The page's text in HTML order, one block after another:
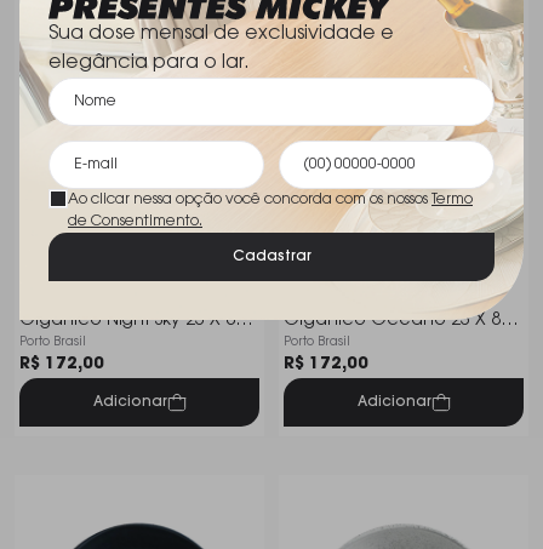
Sua dose mensal de exclusividade e
elegância para o lar.
Ao clicar nessa opção você concorda com os nossos Termo
de Consentimento.
Cadastrar
Orgânico Night Sky 25 X 8
Cm
Porto Brasil
R$ 172,00
Adicionar
Tigela Média Porto Brasil
Orgânico Oceano 25 X 8
Cm
Porto Brasil
R$ 172,00
Adicionar